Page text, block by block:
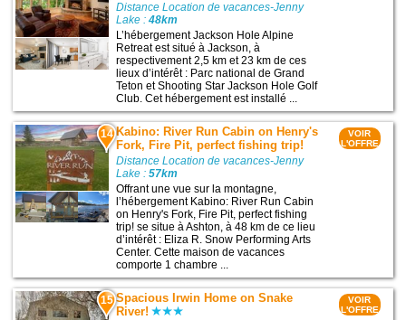
Distance Location de vacances-Jenny
Lake :48km
L’hébergement Jackson Hole Alpine
Retreat est situé à Jackson, à
respectivement 2,5 km et 23 km de ces
lieux d’intérêt : Parc national de Grand
Teton et Shooting Star Jackson Hole Golf
Club. Cet hébergement est installé ...
14 Kabino: River Run Cabin on Henry's
Fork, Fire Pit, perfect fishing trip!
Distance Location de vacances-Jenny
Lake :57km
Offrant une vue sur la montagne,
l’hébergement Kabino: River Run Cabin
on Henry's Fork, Fire Pit, perfect fishing
trip! se situe à Ashton, à 48 km de ce lieu
d’intérêt : Eliza R. Snow Performing Arts
Center. Cette maison de vacances
comporte 1 chambre ...
VOIR
L'OFFRE
15 Spacious Irwin Home on Snake
River!
VOIR
L'OFFRE